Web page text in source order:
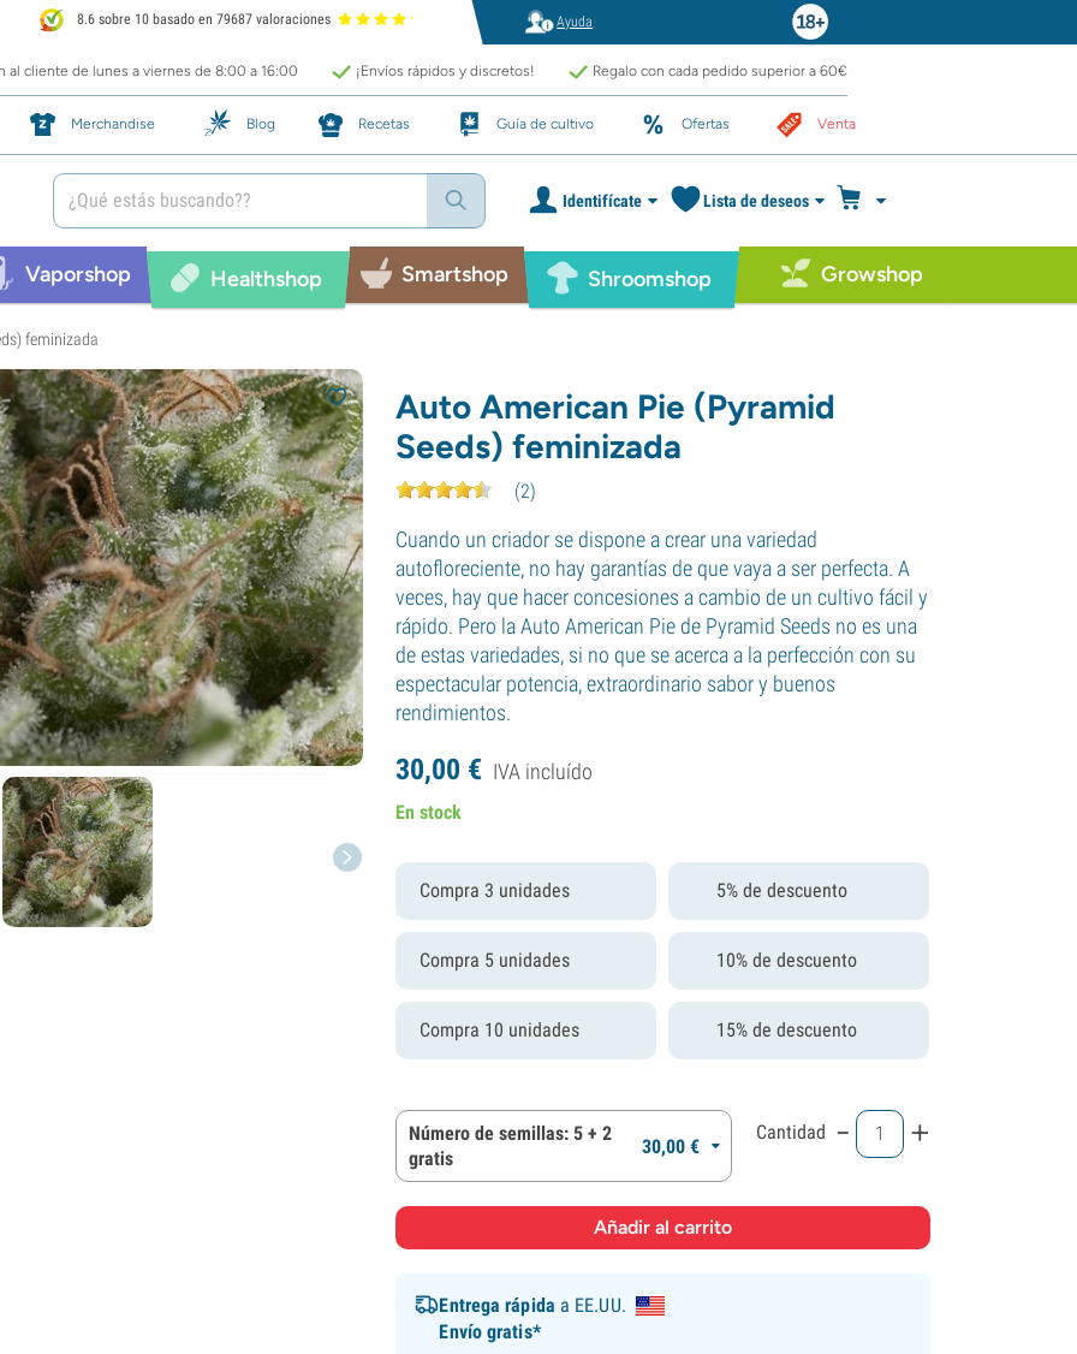
8.6 sobre 10 basado en 79687 valoraciones Ayuda
al cliente de lunes a viernes de 8:00 a 16:00 ¡Envíos rápidos y discretos! Regalo con cada pedido superior a 60€
Merchandise Blog Recetas Guía de cultivo Ofertas Venta
Identifícate Lista de deseos
Vaporshop Healthshop Smartshop Shroomshop Growshop
feminizada
Auto American Pie (Pyramid
Seeds) feminizada
(2)
Cuando un criador se dispone a crear una variedad
autofloreciente, no hay garantías de que vaya a ser perfecta. A
veces, hay que hacer concesiones a cambio de un cultivo fácil y
rápido. Pero la Auto American Pie de Pyramid Seeds no es una
de estas variedades, si no que se acerca a la perfección con su
espectacular potencia, extraordinario sabor y buenos
rendimientos.
30,00 € IVA incluído
En stock
Compra 3 unidades 5% de descuento
Compra 5 unidades 10% de descuento
Compra 10 unidades 15% de descuento
Número de semillas: 5 + 2
gratis
30,00 €
Cantidad - +
Entrega rápida a EE.UU.
Envío gratis*